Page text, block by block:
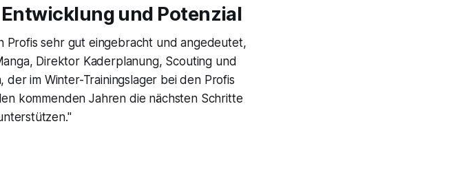
und Potenzial
Profis sehr gut eingebracht und angedeutet,
Direktor Kaderplanung, Scouting und
der im Winter-Trainingslager bei den Profis
kommenden Jahren die nächsten Schritte